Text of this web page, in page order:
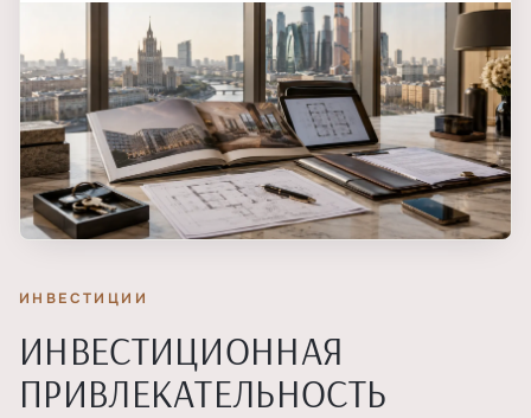
ИНВЕСТИЦИИ
ИНВЕСТИЦИОННАЯ
ПРИВЛЕКАТЕЛЬНОСТЬ